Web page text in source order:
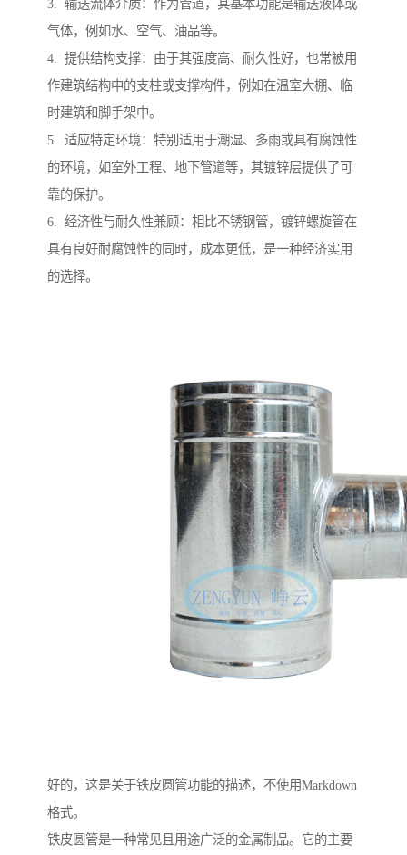
3. 输送流体介质：作为管道，其基本功能是输送液体或
气体，例如水、空气、油品等。
4. 提供结构支撑：由于其强度高、耐久性好，也常被用
作建筑结构中的支柱或支撑构件，例如在温室大棚、临
时建筑和脚手架中。
5. 适应特定环境：特别适用于潮湿、多雨或具有腐蚀性
的环境，如室外工程、地下管道等，其镀锌层提供了可
靠的保护。
6. 经济性与耐久性兼顾：相比不锈钢管，镀锌螺旋管在
具有良好耐腐蚀性的同时，成本更低，是一种经济实用
的选择。
好的，这是关于铁皮圆管功能的描述，不使用Markdown
格式。
铁皮圆管是一种常见且用途广泛的金属制品。它的主要